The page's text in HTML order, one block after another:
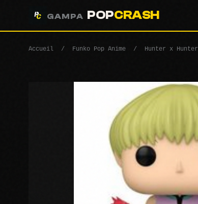
GAMPA POPCRASH
Accueil / Funko Pop Anime / Hunter x Hunter